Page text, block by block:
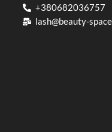
+380682036757​
lash@beauty-